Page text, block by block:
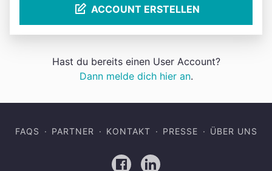
ACCOUNT ERSTELLEN
Hast du bereits einen User Account?
Dann melde dich hier an.
FAQS PARTNER KONTAKT PRESSE ÜBER UNS